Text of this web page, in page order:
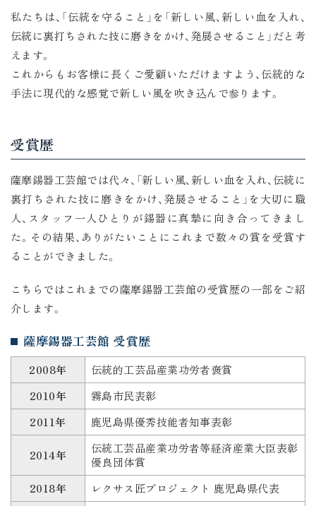
私たちは、「伝統を守ること」を「新しい風、新しい血を入れ、
伝統に裏打ちされた技に磨きをかけ、発展させること」だと考
えます。
これからもお客様に長くご愛顧いただけますよう、伝統的な
手法に現代的な感覚で新しい風を吹き込んで参ります。
受賞歴
薩摩錫器工芸館では代々、「新しい風、新しい血を入れ、伝統に
裏打ちされた技に磨きをかけ、発展させること」を大切に職
人、スタッフ一人ひとりが錫器に真摯に向き合ってきまし
た。その結果、ありがたいことにこれまで数々の賞を受賞す
ることができました。
こちらではこれまでの薩摩錫器工芸館の受賞歴の一部をご紹
介します。
薩摩錫器工芸館 受賞歴
2008年
伝統的工芸品産業功労者褒賞
2010年
霧島市民表彰
2011年
鹿児島県優秀技能者知事表彰
2014年
伝統工芸品産業功労者等経済産業大臣表彰
優良団体賞
2018年
レクサス匠プロジェクト 鹿児島県代表